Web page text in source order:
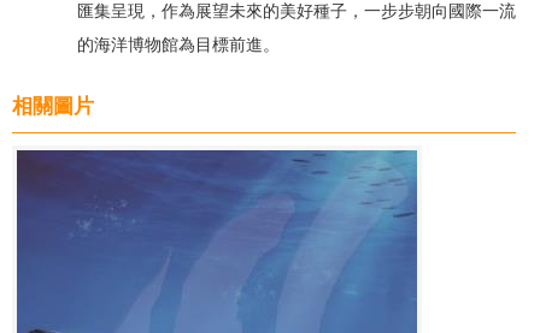
匯集呈現，作為展望未來的美好種子，一步步朝向國際一流
的海洋博物館為目標前進。
相關圖片